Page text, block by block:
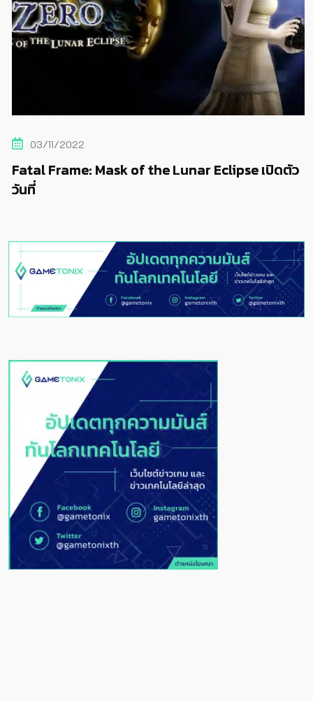
03/11/2022
Fatal Frame: Mask of the Lunar Eclipse เปิดตัว
วันที่